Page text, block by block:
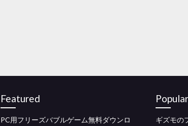
Featured
PC用フリーズバブルゲーム無料ダウンロ
ギズモの